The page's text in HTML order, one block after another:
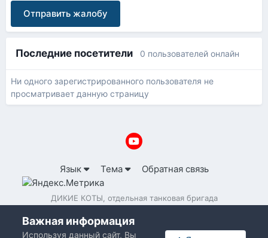
Отправить жалобу
Последние посетители 0 пользователей онлайн
Ни одного зарегистрированного пользователя не
просматривает данную страницу
Язык Тема Обратная связь
ДИКИЕ КОТЫ, отдельная танковая бригада
Важная информация
Используя данный сайт, Вы